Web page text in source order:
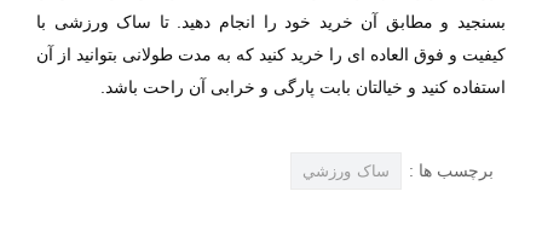
بسنجید و مطابق آن خرید خود را انجام دهید. تا ساک ورزشی با
کیفیت و فوق العاده ای را خرید کنید که به مدت طولانی بتوانید از آن
استفاده کنید و خیالتان بابت پارگی و خرابی آن راحت باشد.
برچسب ها : ساک ورزشي